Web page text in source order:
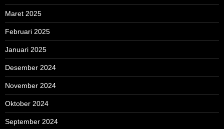
Maret 2025
Februari 2025
Januari 2025
Desember 2024
November 2024
Oktober 2024
September 2024